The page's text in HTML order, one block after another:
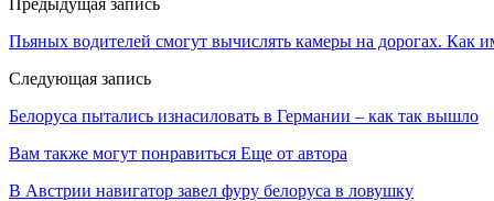
Пьяных водителей смогут вычислять камеры на дорогах. Как
Следующая запись
Белоруса пытались изнасиловать в Германии – как так вышло
Вам также могут понравиться Еще от автора
В Австрии навигатор завел фуру белоруса в ловушку